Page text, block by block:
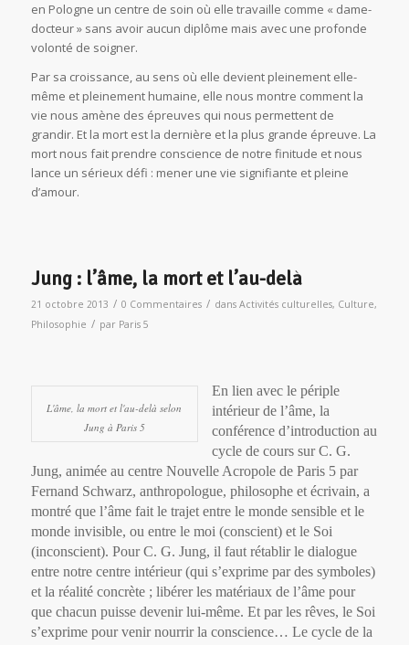
en Pologne un centre de soin où elle travaille comme « dame-
docteur » sans avoir aucun diplôme mais avec une profonde
volonté de soigner.
Par sa croissance, au sens où elle devient pleinement elle-
même et pleinement humaine, elle nous montre comment la
vie nous amène des épreuves qui nous permettent de
grandir. Et la mort est la dernière et la plus grande épreuve. La
mort nous fait prendre conscience de notre finitude et nous
lance un sérieux défi : mener une vie signifiante et pleine
d’amour.
Jung : l’âme, la mort et l’au-delà
21 octobre 2013 / 0 Commentaires / dans Activités culturelles, Culture,
Philosophie / par Paris 5
L'âme, la mort et l'au-delà selon
Jung à Paris 5
En lien avec le périple
intérieur de l’âme, la
conférence d’introduction au
cycle de cours sur C. G.
Jung, animée au centre Nouvelle Acropole de Paris 5 par
Fernand Schwarz, anthropologue, philosophe et écrivain, a
montré que l’âme fait le trajet entre le monde sensible et le
monde invisible, ou entre le moi (conscient) et le Soi
(inconscient). Pour C. G. Jung, il faut rétablir le dialogue
entre notre centre intérieur (qui s’exprime par des symboles)
et la réalité concrète ; libérer les matériaux de l’âme pour
que chacun puisse devenir lui-même. Et par les rêves, le Soi
s’exprime pour venir nourrir la conscience… Le cycle de la